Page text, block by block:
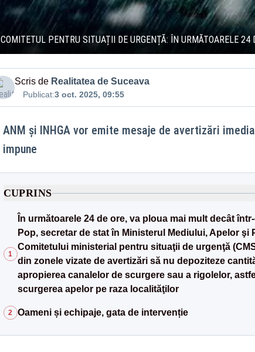
COMITETUL PENTRU SITUAȚII DE URGENȚĂ: ÎN URMĂTOARELE
Scris de Realitatea de Suceava
Publicat:3 oct. 2025, 09:55
ANM şi INHGA vor emite mesaje de avertizări
impune
CUPRINS
1
În următoarele 24 de ore, va ploua mai mult decât
Pop, secretar de stat în Ministerul Mediului, Apelor şi
Comitetului ministerial pentru situaţii de urgenţă
din zonele vizate de avertizări să nu depoziteze
apropierea canalelor de scurgere sau a rigolelor,
scurgerea apelor pe raza localităţilor
2 Oameni și echipaje, gata de intervenție